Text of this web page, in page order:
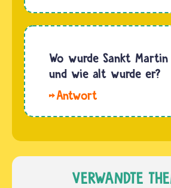
Gewand.
Denn
ist die
liturgische…
Beide
feiern
Sankt
den
Veranstaltungen
nehmen
Wo wurde Sankt Martin
und wie alt wurde er?
wurde in
Ungarn
geborenVERWANDTE